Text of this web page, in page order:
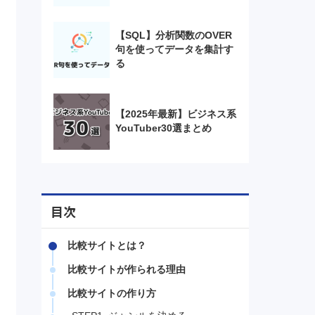
【SQL】分析関数のOVER
句を使ってデータを集計す
る
【2025年最新】ビジネス系
YouTuber30選まとめ
目次
比較サイトとは？
比較サイトが作られる理由
比較サイトの作り方